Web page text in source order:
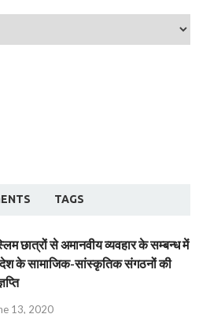
TAGS
छात्रों से अमानवीय व्यवहार के सम्बन्ध में
के सामाजिक-सांस्कृतिक संगठनों की
13, 2020